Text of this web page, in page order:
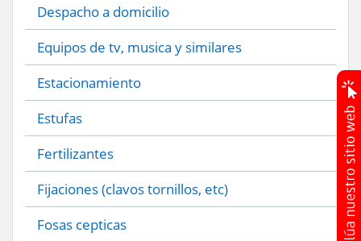
Despacho a domicilio
Equipos de tv, musica y similares
Estacionamiento
Estufas
Fertilizantes
Fijaciones (clavos tornillos, etc)
Fosas cepticas